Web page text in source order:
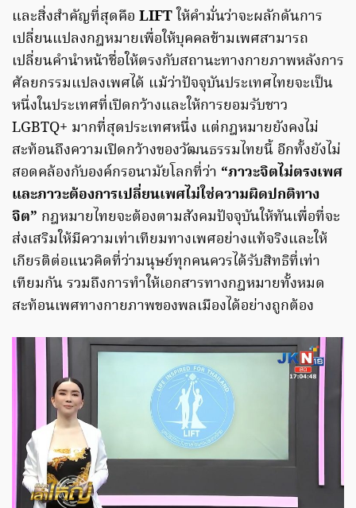
และสิ่งสำคัญที่สุดคือ LIFTให้คำมั่นว่าจะผลักดันการ
เปลี่ยนแปลงกฎหมายเพื่อให้บุคคลข้ามเพศสามารถ
เปลี่ยนคำนำหน้าชื่อให้ตรงกับสถานะทางกายภาพหลังการ
ศัลยกรรมแปลงเพศได้ แม้ว่าปัจจุบันประเทศไทยจะเป็น
หนึ่งในประเทศที่เปิดกว้างและให้การยอมรับชาว
LGBTQ+ มากที่สุดประเทศหนึ่ง แต่กฎหมายยังคงไม่
สะท้อนถึงความเปิดกว้างของวัฒนธรรมไทยนี้ อีกทั้งยังไม่
สอดคล้องกับองค์กรอนามัยโลกที่ว่า “ภาวะจิตไม่ตรงเพศ
และภาวะต้องการเปลี่ยนเพศไม่ใช่ความผิดปกติทาง
จิต” กฎหมายไทยจะต้องตามสังคมปัจจุบันให้ทันเพื่อที่จะ
ส่งเสริมให้มีความเท่าเทียมทางเพศอย่างแท้จริงและให้
เกียรติต่อแนวคิดที่ว่ามนุษย์ทุกคนควรได้รับสิทธิที่เท่า
เทียมกัน รวมถึงการทำให้เอกสารทางกฎหมายทั้งหมด
สะท้อนเพศทางกายภาพของพลเมืองได้อย่างถูกต้อง